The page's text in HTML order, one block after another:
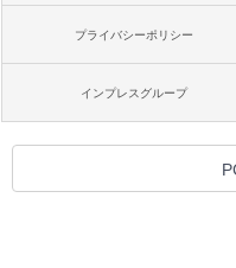
プライバシーポリシー
インプレスグループ